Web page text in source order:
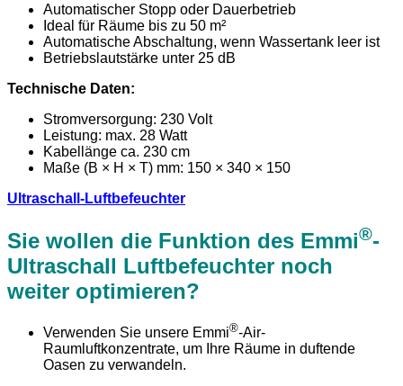
Automatischer Stopp oder Dauerbetrieb
Ideal für Räume bis zu 50 m²
Automatische Abschaltung, wenn Wassertank leer ist
Betriebslautstärke unter 25 dB
Technische Daten:
Stromversorgung: 230 Volt
Leistung: max. 28 Watt
Kabellänge ca. 230 cm
Maße (B × H × T) mm: 150 × 340 × 150
Ultraschall-Luftbefeuchter
Sie wollen die Funktion des Emmi®-
Ultraschall Luftbefeuchter noch
weiter optimieren?
Verwenden Sie unsere Emmi®-Air-
Raumluftkonzentrate, um Ihre Räume in duftende
Oasen zu verwandeln.